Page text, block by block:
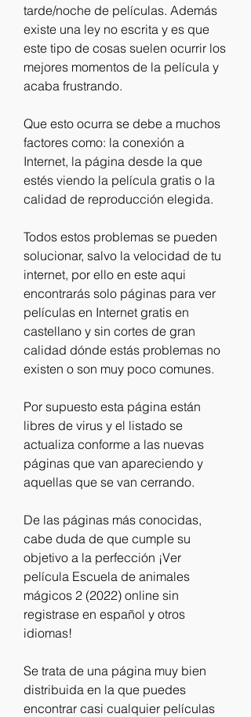
tarde/noche de películas. Además
existe una ley no escrita y es que
este tipo de cosas suelen ocurrir los
mejores momentos de la película y
acaba frustrando.
Que esto ocurra se debe a muchos
factores como: la conexión a
Internet, la página desde la que
estés viendo la película gratis o la
calidad de reproducción elegida.
Todos estos problemas se pueden
solucionar, salvo la velocidad de tu
internet, por ello en este aqui
encontrarás solo páginas para ver
películas en Internet gratis en
castellano y sin cortes de gran
calidad dónde estás problemas no
existen o son muy poco comunes.
Por supuesto esta página están
libres de virus y el listado se
actualiza conforme a las nuevas
páginas que van apareciendo y
aquellas que se van cerrando.
De las páginas más conocidas,
cabe duda de que cumple su
objetivo a la perfección ¡Ver
película Escuela de animales
mágicos 2 (2022) online sin
registrase en español y otros
idiomas!
Se trata de una página muy bien
distribuida en la que puedes
encontrar casi cualquier películas